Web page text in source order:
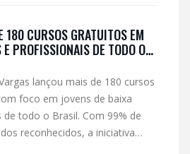
180 CURSOS GRATUITOS EM
PROFISSIONAIS DE TODO O
lançou mais de 180 cursos
foco em jovens de baixa
todo o Brasil. Com 99% de
reconhecidos, a iniciativa